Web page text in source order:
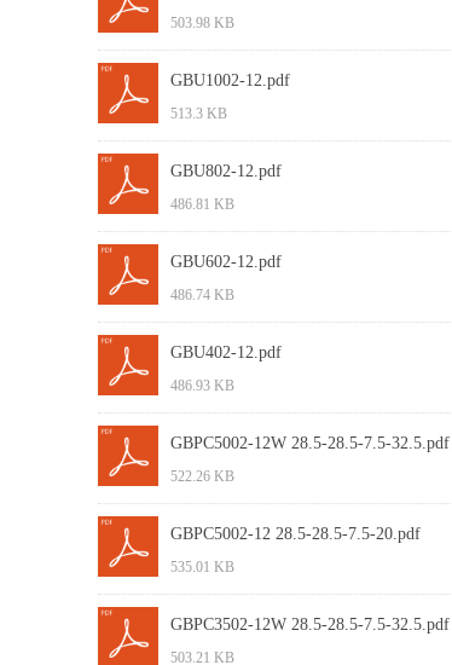
503.98 KB
GBU1002-12.pdf
513.3 KB
GBU802-12.pdf
486.81 KB
GBU602-12.pdf
486.74 KB
GBU402-12.pdf
486.93 KB
GBPC5002-12W 28.5-28.5-7.5-32.5.pdf
522.26 KB
GBPC5002-12 28.5-28.5-7.5-20.pdf
535.01 KB
GBPC3502-12W 28.5-28.5-7.5-32.5.pdf
503.21 KB